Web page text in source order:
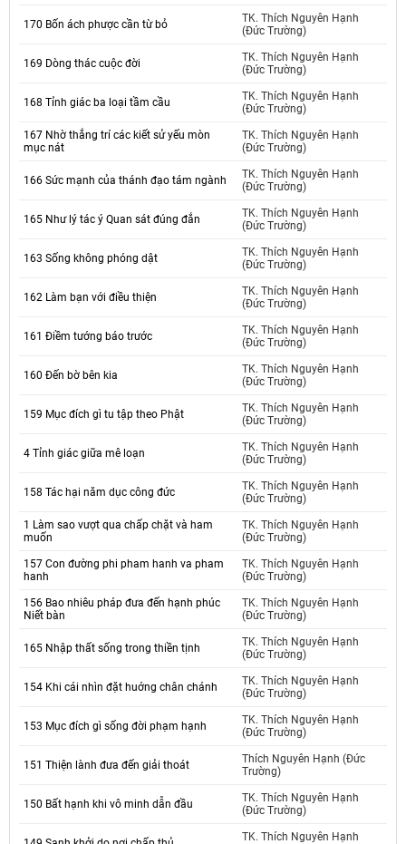
170 Bốn ách phược cần từ bỏ
TK. Thích Nguyên Hạnh
(Đức Trường)
169 Dòng thác cuộc đời
TK. Thích Nguyên Hạnh
(Đức Trường)
168 Tỉnh giác ba loại tầm cầu
TK. Thích Nguyên Hạnh
(Đức Trường)
167 Nhờ thắng trí các kiết sử yếu mòn
mục nát
TK. Thích Nguyên Hạnh
(Đức Trường)
166 Sức mạnh của thánh đạo tám ngành
TK. Thích Nguyên Hạnh
(Đức Trường)
165 Như lý tác ý Quan sát đúng đắn
TK. Thích Nguyên Hạnh
(Đức Trường)
163 Sống không phóng dật
TK. Thích Nguyên Hạnh
(Đức Trường)
162 Làm bạn với điều thiện
TK. Thích Nguyên Hạnh
(Đức Trường)
161 Điềm tướng báo trước
TK. Thích Nguyên Hạnh
(Đức Trường)
160 Đến bờ bên kia
TK. Thích Nguyên Hạnh
(Đức Trường)
159 Mục đích gì tu tập theo Phật
TK. Thích Nguyên Hạnh
(Đức Trường)
4 Tỉnh giác giữa mê loạn
TK. Thích Nguyên Hạnh
(Đức Trường)
158 Tác hại năm dục công đức
TK. Thích Nguyên Hạnh
(Đức Trường)
1 Làm sao vượt qua chấp chặt và ham
muốn
TK. Thích Nguyên Hạnh
(Đức Trường)
157 Con đường phi pham hanh va pham
hanh
TK. Thích Nguyên Hạnh
(Đức Trường)
156 Bao nhiêu pháp đưa đến hạnh phúc
Niết bàn
TK. Thích Nguyên Hạnh
(Đức Trường)
165 Nhập thất sống trong thiền tịnh
TK. Thích Nguyên Hạnh
(Đức Trường)
154 Khi cái nhìn đặt huớng chân chánh
TK. Thích Nguyên Hạnh
(Đức Trường)
153 Mục đích gì sống đời phạm hạnh
TK. Thích Nguyên Hạnh
(Đức Trường)
151 Thiện lành đưa đến giải thoát
Thích Nguyên Hạnh (Đức
Trường)
150 Bất hạnh khi vô minh dẫn đầu
TK. Thích Nguyên Hạnh
(Đức Trường)
TK. Thích Nguyên Hạnh